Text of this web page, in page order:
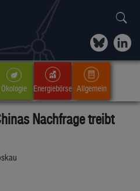
Ökologie Energiebörse Allgemein
Nachfrage treibt